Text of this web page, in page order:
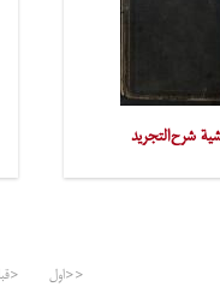
شرح‌التجرید
<<اول